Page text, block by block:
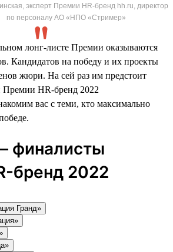
эксперт Премии HR-бренд hh.ru, директор
по персоналу АО «НПО «Стример»
лонг-листе Премии оказываются
Кандидатов на победу и их проекты
жюри. На сей раз им предстоит
Премии HR-бренд 2022
вас с теми, кто максимально
финалисты
бренд 2022
Гранд»